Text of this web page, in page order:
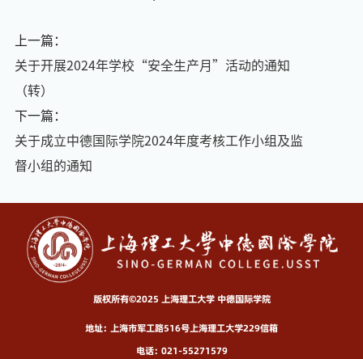
上一篇：
关于开展2024年学校“安全生产月”活动的通知
（转）
下一篇：
关于成立中德国际学院2024年度考核工作小组及监
督小组的通知
版权所有©2025 上海理工大学 中德国际学院
地址：上海市军工路516号上海理工大学229信箱
电话：021-55271579